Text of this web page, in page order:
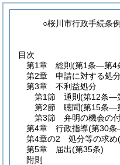
○桜川市行政手続条例
目次
第1章
総則 (第1条―第4
第2章
申請に対する処
第3章
不利益処分
第1節
通則 (第12条―
第2節
聴聞(第15条―
第3節
弁明の機会の
第4章
行政指導(第30
第4章の2
処分等の求め
第5章
届出(第35条)
附則